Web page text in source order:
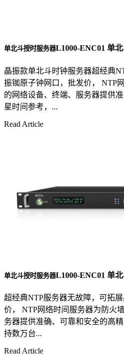
单北斗授时服务器L1000-ENC01 单
晶振款单北斗时钟服务器超经典
振铷原子钟网口，批发价， NTP
的网络设备、终端、服务器提供
星时间参考，...
Read Article
单北斗授时服务器L1000-ENC01 单
超经典NTP服务器无故障，可拓
价， NTP网络时间服务器为防火
务器提供准确、可靠和安全的高
持数万台...
Read Article